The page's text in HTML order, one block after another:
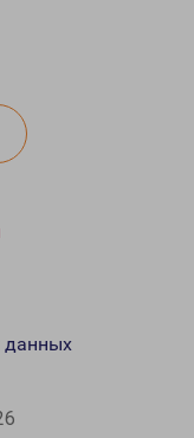
данных